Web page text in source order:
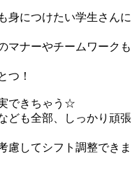
身につけたい学生さんに
マナーやチームワークも
つ！
できちゃう☆
ども全部、しっかり頑張
慮してシフト調整できま